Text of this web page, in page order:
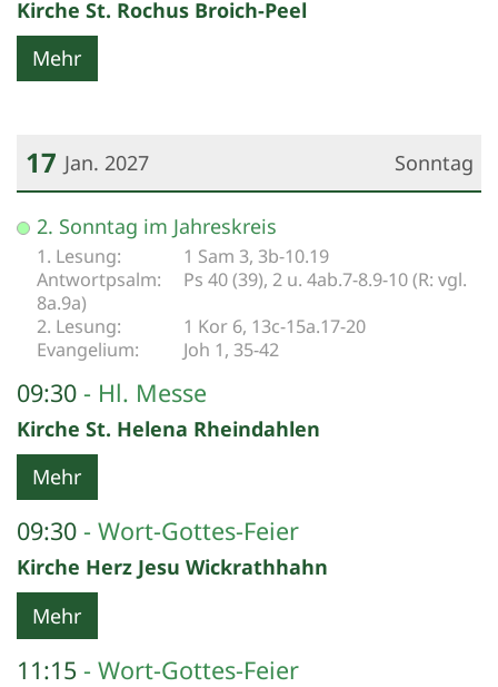
Kirche St. Rochus Broich-Peel
Mehr
Sonntag
17 Jan. 2027
Datum: 17. Januar 2027
2. Sonntag im Jahreskreis
1 Sam 3, 3b-10.19
Ps 40 (39), 2 u. 4ab.7-8.9-10 (R: vgl.
8a.9a)
1 Kor 6, 13c-15a.17-20
Joh 1, 35-42
09:30 Hl. Messe
Kirche St. Helena Rheindahlen
Mehr
09:30 Wort-Gottes-Feier
Kirche Herz Jesu Wickrathhahn
Mehr
11:15 Wort-Gottes-Feier